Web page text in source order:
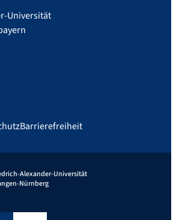
Universität
Barrierefreiheit
Alexander-Universität
Nürnberg